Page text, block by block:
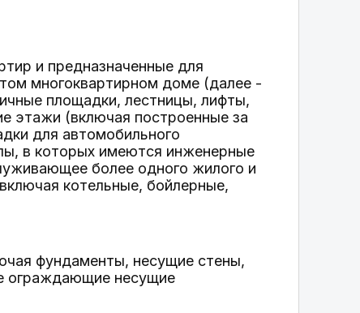
и предназначенные для
многоквартирном доме (далее -
площадки, лестницы, лифты,
этажи (включая построенные за
для автомобильного
в которых имеются инженерные
более одного жилого и
котельные, бойлерные,
фундаменты, несущие стены,
ограждающие несущие